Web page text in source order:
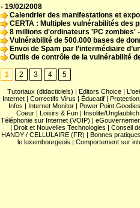
- 19/02/2008
Calendrier des manifestations et
CERTA : Multiples vulnérabilités des
8 millions d'ordinateurs 'PC zombies'
Vulnérabilité de 500.000 bases de
Envoi de Spam par l’intermédiaire
Outils de contrôle de la vulnérabilité
1 2 3 4 5
Tutoriaux (didacticiels) | Editors Choice |
Internet | Correctifs Virus | Éducatif |
Infos | Internet Monitor | Power Point Goodies
Coeur | Loisirs & Fun | Insolite/Unglaublich
Téléphonie sur Internet (VOIP) |
| Droit et Nouvelles Technologies | Conseil
HANDY / CELLULAIRE (FR) | Bonnes
le luxembourgeois | Comportement sur